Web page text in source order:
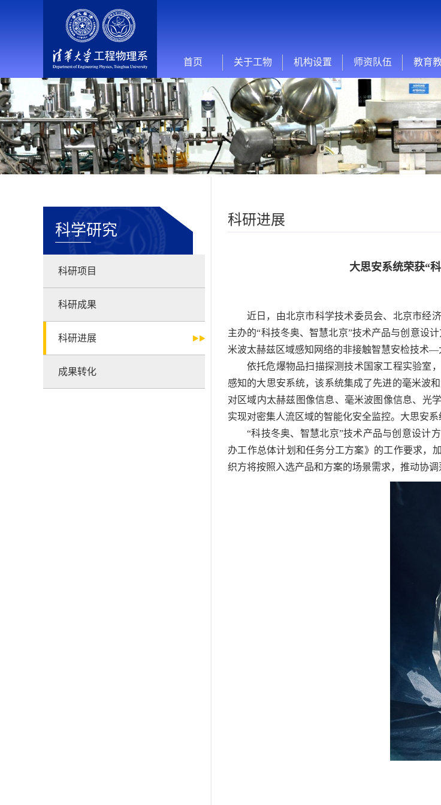
首页 关于工物 机构设置 师资队伍 教育
科学研究
科研项目
科研成果
科研进展
成果转化
科研进展
大思安系统荣获“
近日，由北京市科学技术委员会、北京市经
主办的“科技冬奥、智慧北京”技术产品与创意设
米波太赫兹区域感知网络的非接触智慧安检技术—
依托危爆物品扫描探测技术国家工程实验室
感知的大思安系统，该系统集成了先进的毫米波
对区域内太赫兹图像信息、毫米波图像信息、光
实现对密集人流区域的智能化安全监控。大思安
“科技冬奥、智慧北京”技术产品与创意设计
办工作总体计划和任务分工方案》的工作要求，
织方将按照入选产品和方案的场景需求，推动协